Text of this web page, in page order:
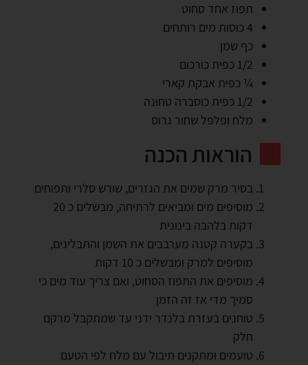
תפוז אחד סחוט
4 כוסות מים רותחים
כף שמן
1/2 כפית כורכום
¼ כפית אבקת קארי
1/2 כפית כוסברה טחונה
מלח ופלפל שחור גרוס
הוראות הכנה
בסיר מרק שמים את הגזרים, שורש סלרי ותפוחים
מוסיפים מים ומביאים לרתיחה, מבשלים כ 20
דקות בלהבה בינונית
בקערה קטנה מערבבים את השמן והתבלינים,
מוסיפים למרק ומבשלים כ 10 דקות
מוסיפים את התפוז הסחוט, ואם צריך עוד מים כי
סמיך מדי אז זה הזמן
טוחנים בעזרת בלנדר ידני עד שמתקבל מרקם
חלק
טועמים ומתקנים תיבול עם מלח לפי הטעם